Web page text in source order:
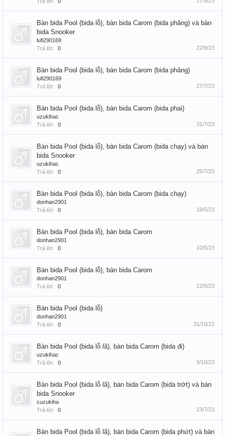
Bàn bida Pool (bida lỗ), bàn bida Carom (bida phăng) và bàn
bida Snooker
lufi290169
Trả lời:
0 22/9/23
Bàn bida Pool (bida lỗ), bàn bida Carom (bida phăng)
lufi290169
Trả lời:
0 27/7/23
Bàn bida Pool (bida lỗ), bàn bida Carom (bida phai)
uzukihac
Trả lời:
0 31/7/23
Bàn bida Pool (bida lỗ), bàn bida Carom (bida chạy) và bàn
bida Snooker
uzukihac
Trả lời:
0 25/7/23
Bàn bida Pool (bida lỗ), bàn bida Carom (bida chạy)
donhan2901
Trả lời:
0 19/5/23
Bàn bida Pool (bida lỗ), bàn bida Carom
donhan2901
Trả lời:
0 10/5/23
Bàn bida Pool (bida lỗ), bàn bida Carom
donhan2901
Trả lời:
0 12/5/23
Bàn bida Pool (bida lỗ)
donhan2901
Trả lời:
0 31/10/22
Bàn bida Pool (bida lỗ lã), bàn bida Carom (bida đi)
uzukihac
Trả lời:
0 9/10/23
Bàn bida Pool (bida lỗ lã), bàn bida Carom (bida trớt) và bàn
bida Snooker
cuzukiha
Trả lời:
0 23/7/23
Bàn bida Pool (bida lỗ lã), bàn bida Carom (bida phứt) và bàn